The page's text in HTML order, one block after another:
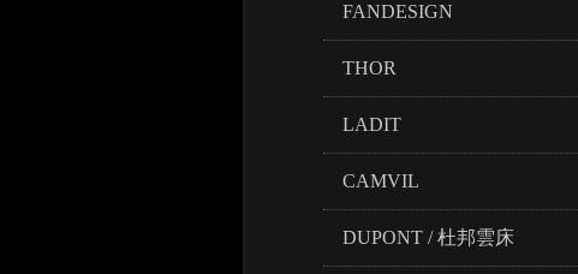
FANDESIGN
THOR
LADIT
CAMVIL
DUPONT / 杜邦雲床